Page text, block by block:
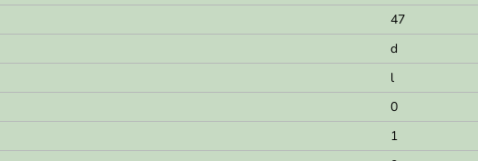
47
d
l
0
1